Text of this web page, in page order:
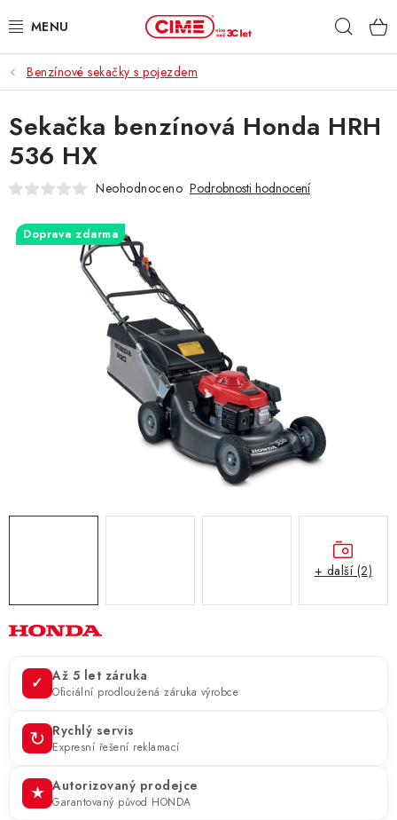
na
ZAHRADA, LES
DÍLNA, STAVBA
MILWAUKEE
PROFI STROJE
OCHRANA OSOBNÍCH ÚDAJŮ
OBCHODNÍ PODMÍNKY
Benzínové sekačky s pojezdem
✓ Až 5 let záruka
Oficiální prodloužená záruka výrobce
↻ Rychlý servis
Expresní řešení reklamací
★ Autorizovaný prodejce
Garantovaný původ HONDA
Sekačka benzínová Honda HRH
536 HX
Neohodnoceno Podrobnosti hodnocení
Doprava zdarma
+ další (2)